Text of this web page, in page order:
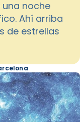
noche
Ahí arriba
de estrellas